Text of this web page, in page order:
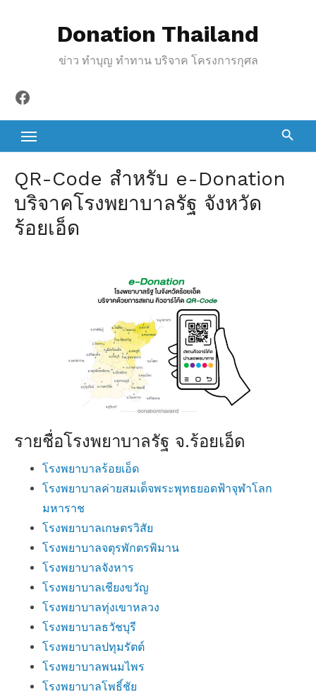
Donation Thailand
ข่าว ทำบุญ ทำทาน บริจาค โครงการกุศล
Facebook
QR-Code สำหรับ e-Donation
บริจาคโรงพยาบาลรัฐ จังหวัด
ร้อยเอ็ด
รายชื่อโรงพยาบาลรัฐ จ.ร้อยเอ็ด
โรงพยาบาลร้อยเอ็ด
โรงพยาบาลค่ายสมเด็จพระพุทธยอดฟ้าจุฬาโลก
มหาราช
โรงพยาบาลเกษตรวิสัย
โรงพยาบาลจตุรพักตรพิมาน
โรงพยาบาลจังหาร
โรงพยาบาลเชียงขวัญ
โรงพยาบาลทุ่งเขาหลวง
โรงพยาบาลธวัชบุรี
โรงพยาบาลปทุมรัตต์
โรงพยาบาลพนมไพร
โรงพยาบาลโพธิ์ชัย